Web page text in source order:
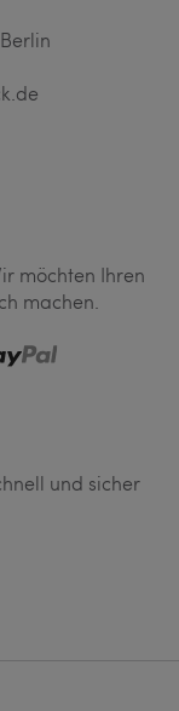
möchten Ihren
machen.
und sicher